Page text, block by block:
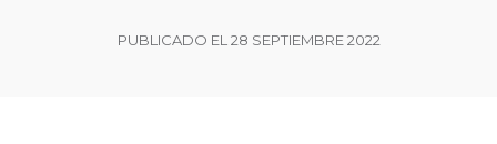
PUBLICADO EL 28 SEPTIEMBRE 2022